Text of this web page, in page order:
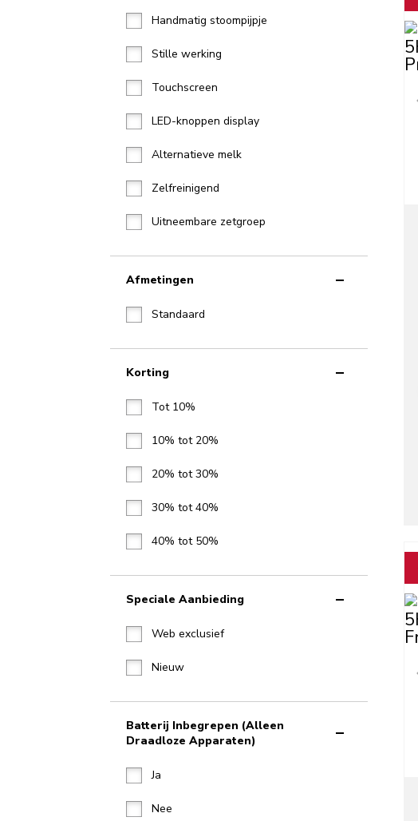
Handmatig stoompijpje
Stille werking
Touchscreen
LED-knoppen display
Alternatieve melk
Zelfreinigend
Uitneembare zetgroep
Afmetingen
Standaard
Korting
Tot 10%
10% tot 20%
20% tot 30%
30% tot 40%
40% tot 50%
Speciale Aanbieding
Web exclusief
Nieuw
Batterij Inbegrepen (alleen
Draadloze Apparaten)
Ja
Nee